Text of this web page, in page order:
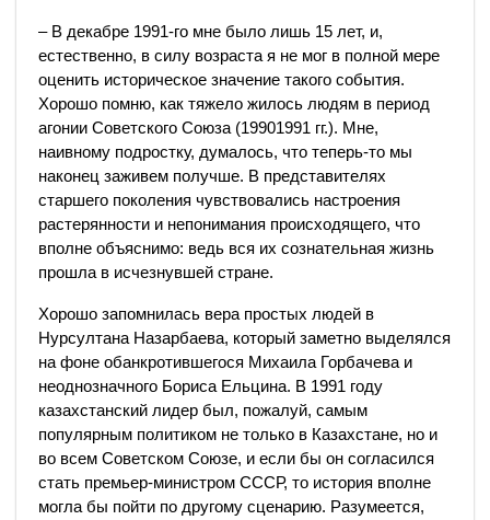
– В декабре 1991-го мне было лишь 15 лет, и,
естественно, в силу возраста я не мог в полной мере
оценить историческое значение такого события.
Хорошо помню, как тяжело жилось людям в период
агонии Советского Союза (19901991 гг.). Мне,
наивному подростку, думалось, что теперь-то мы
наконец заживем получше. В представителях
старшего поколения чувствовались настроения
растерянности и непонимания происходящего, что
вполне объяснимо: ведь вся их сознательная жизнь
прошла в исчезнувшей стране.
Хорошо запомнилась вера простых людей в
Нурсултана Назарбаева, который заметно выделялся
на фоне обанкротившегося Михаила Горбачева и
неоднозначного Бориса Ельцина. В 1991 году
казахстанский лидер был, пожалуй, самым
популярным политиком не только в Казахстане, но и
во всем Советском Союзе, и если бы он согласился
стать премьер-министром СССР, то история вполне
могла бы пойти по другому сценарию. Разумеется,